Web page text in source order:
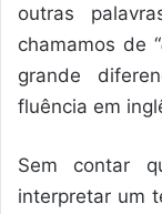
outras
chamamos de “
grande
fluência em
Sem contar
interpretar um